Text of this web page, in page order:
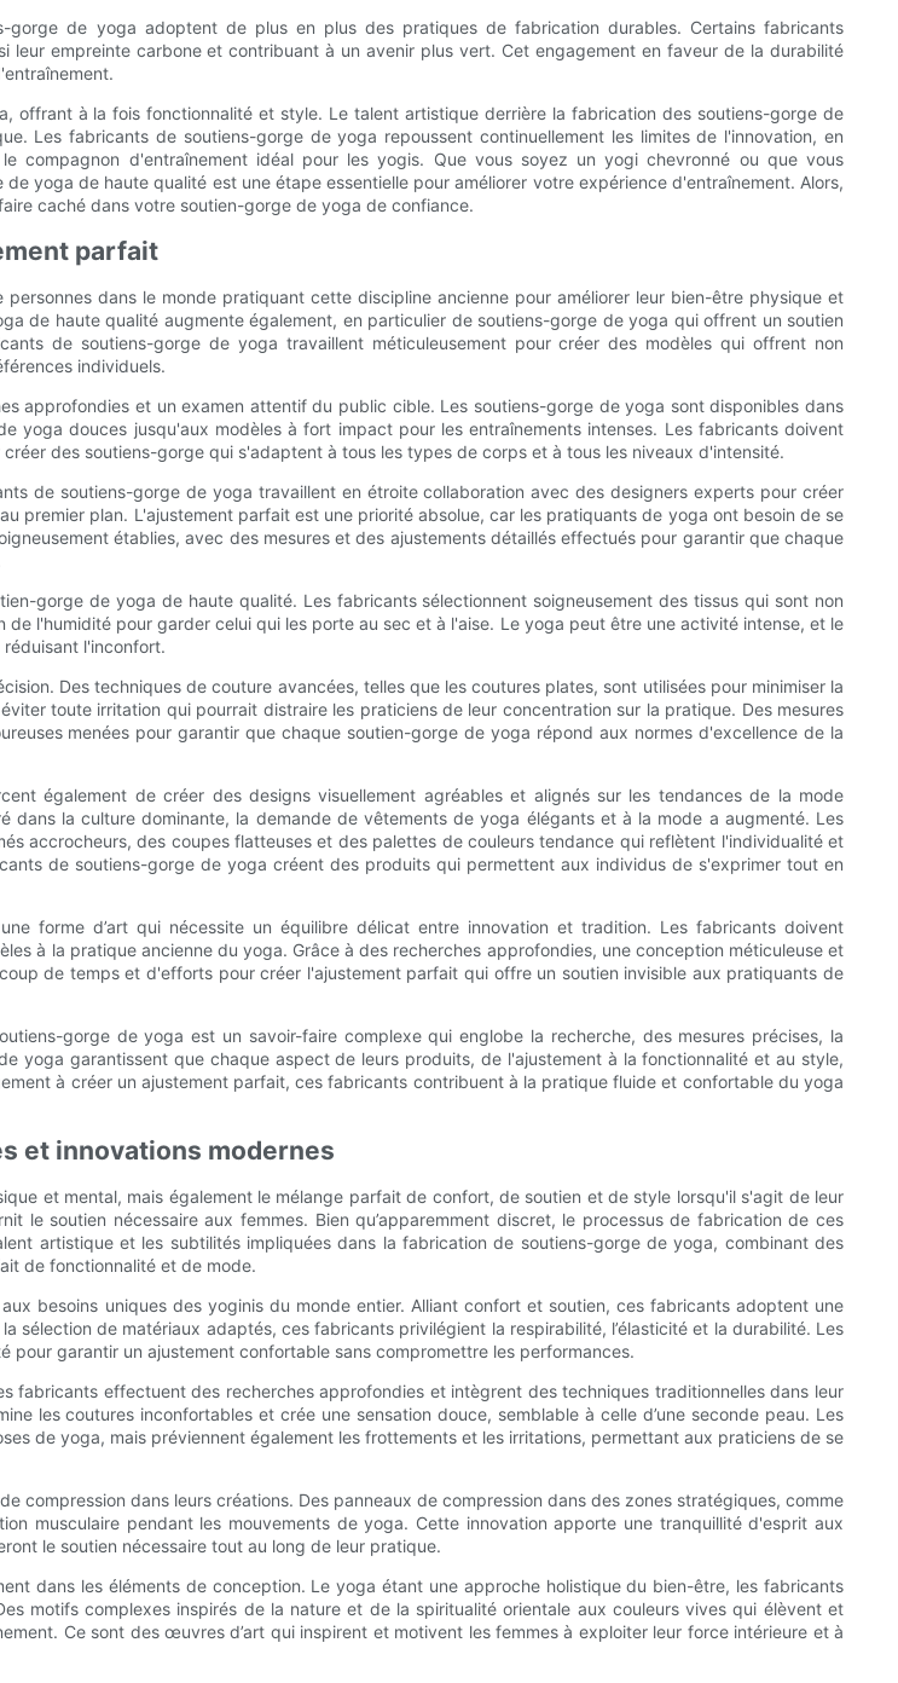
gorge de yoga adoptent de plus en plus des pratiques de fabrication durables. Certains fabricants
leur empreinte carbone et contribuant à un avenir plus vert. Cet engagement en faveur de la durabilité
à la fois fonctionnalité et style. Le talent artistique derrière la fabrication des soutiens-gorge de
Les fabricants de soutiens-gorge de yoga repoussent continuellement les limites de l'innovation, en
compagnon d'entraînement idéal pour les yogis. Que vous soyez un yogi chevronné ou que vous
yoga de haute qualité est une étape essentielle pour améliorer votre expérience d'entraînement. Alors,
caché dans votre soutien-gorge de yoga de confiance.
parfait
dans le monde pratiquant cette discipline ancienne pour améliorer leur bien-être physique et
de haute qualité augmente également, en particulier de soutiens-gorge de yoga qui offrent un soutien
de soutiens-gorge de yoga travaillent méticuleusement pour créer des modèles qui offrent non
individuels.
approfondies et un examen attentif du public cible. Les soutiens-gorge de yoga sont disponibles dans
douces jusqu'aux modèles à fort impact pour les entraînements intenses. Les fabricants doivent
des soutiens-gorge qui s'adaptent à tous les types de corps et à tous les niveaux d'intensité.
de soutiens-gorge de yoga travaillent en étroite collaboration avec des designers experts pour créer
premier plan. L'ajustement parfait est une priorité absolue, car les pratiquants de yoga ont besoin de se
établies, avec des mesures et des ajustements détaillés effectués pour garantir que chaque
gorge de yoga de haute qualité. Les fabricants sélectionnent soigneusement des tissus qui sont non
l'humidité pour garder celui qui les porte au sec et à l'aise. Le yoga peut être une activité intense, et le
l'inconfort.
Des techniques de couture avancées, telles que les coutures plates, sont utilisées pour minimiser la
toute irritation qui pourrait distraire les praticiens de leur concentration sur la pratique. Des mesures
menées pour garantir que chaque soutien-gorge de yoga répond aux normes d'excellence de la
également de créer des designs visuellement agréables et alignés sur les tendances de la mode
la culture dominante, la demande de vêtements de yoga élégants et à la mode a augmenté. Les
accrocheurs, des coupes flatteuses et des palettes de couleurs tendance qui reflètent l'individualité et
de soutiens-gorge de yoga créent des produits qui permettent aux individus de s'exprimer tout en
forme d’art qui nécessite un équilibre délicat entre innovation et tradition. Les fabricants doivent
à la pratique ancienne du yoga. Grâce à des recherches approfondies, une conception méticuleuse et
de temps et d'efforts pour créer l'ajustement parfait qui offre un soutien invisible aux pratiquants de
gorge de yoga est un savoir-faire complexe qui englobe la recherche, des mesures précises, la
yoga garantissent que chaque aspect de leurs produits, de l'ajustement à la fonctionnalité et au style,
à créer un ajustement parfait, ces fabricants contribuent à la pratique fluide et confortable du yoga
et innovations modernes
et mental, mais également le mélange parfait de confort, de soutien et de style lorsqu'il s'agit de leur
le soutien nécessaire aux femmes. Bien qu’apparemment discret, le processus de fabrication de ces
artistique et les subtilités impliquées dans la fabrication de soutiens-gorge de yoga, combinant des
de fonctionnalité et de mode.
besoins uniques des yoginis du monde entier. Alliant confort et soutien, ces fabricants adoptent une
de matériaux adaptés, ces fabricants privilégient la respirabilité, l’élasticité et la durabilité. Les
garantir un ajustement confortable sans compromettre les performances.
effectuent des recherches approfondies et intègrent des techniques traditionnelles dans leur
les coutures inconfortables et crée une sensation douce, semblable à celle d’une seconde peau. Les
de yoga, mais préviennent également les frottements et les irritations, permettant aux praticiens de se
compression dans leurs créations. Des panneaux de compression dans des zones stratégiques, comme
musculaire pendant les mouvements de yoga. Cette innovation apporte une tranquillité d'esprit aux
le soutien nécessaire tout au long de leur pratique.
dans les éléments de conception. Le yoga étant une approche holistique du bien-être, les fabricants
motifs complexes inspirés de la nature et de la spiritualité orientale aux couleurs vives qui élèvent et
Ce sont des œuvres d’art qui inspirent et motivent les femmes à exploiter leur force intérieure et à